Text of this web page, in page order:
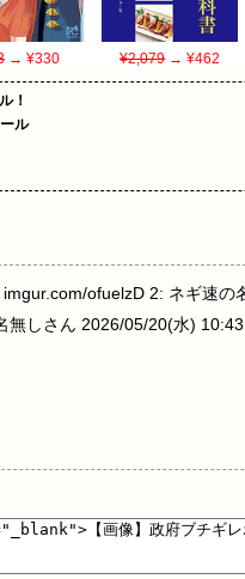
→ ¥330 ¥2,079→ ¥462
！
ル
ofuelzD 2: ネギ速の
しさん 2026/05/20(水)